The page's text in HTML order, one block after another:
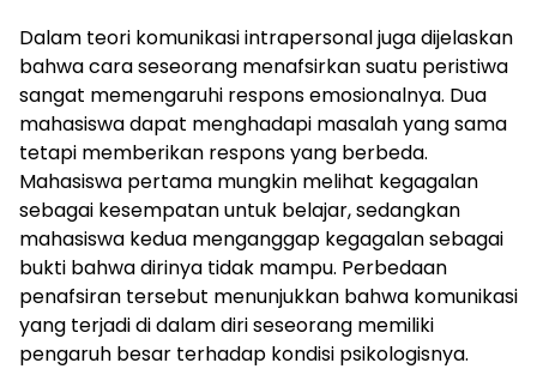
Dalam teori komunikasi intrapersonal juga dijelaskan
bahwa cara seseorang menafsirkan suatu peristiwa
sangat memengaruhi respons emosionalnya. Dua
mahasiswa dapat menghadapi masalah yang sama
tetapi memberikan respons yang berbeda.
Mahasiswa pertama mungkin melihat kegagalan
sebagai kesempatan untuk belajar, sedangkan
mahasiswa kedua menganggap kegagalan sebagai
bukti bahwa dirinya tidak mampu. Perbedaan
penafsiran tersebut menunjukkan bahwa komunikasi
yang terjadi di dalam diri seseorang memiliki
pengaruh besar terhadap kondisi psikologisnya.